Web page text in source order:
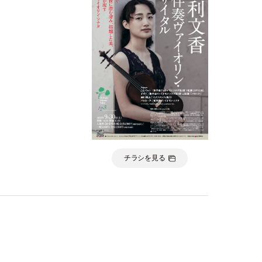
チラシを見る